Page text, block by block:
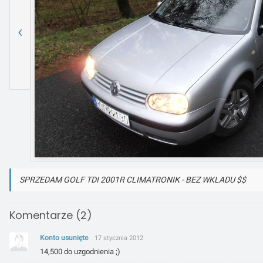
‹
SPRZEDAM GOLF TDI 2001R CLIMATRONIK - BEZ WKLADU $$
Komentarze (2)
Konto usunięte 17 stycznia 2012
14,500 do uzgodnienia ;)